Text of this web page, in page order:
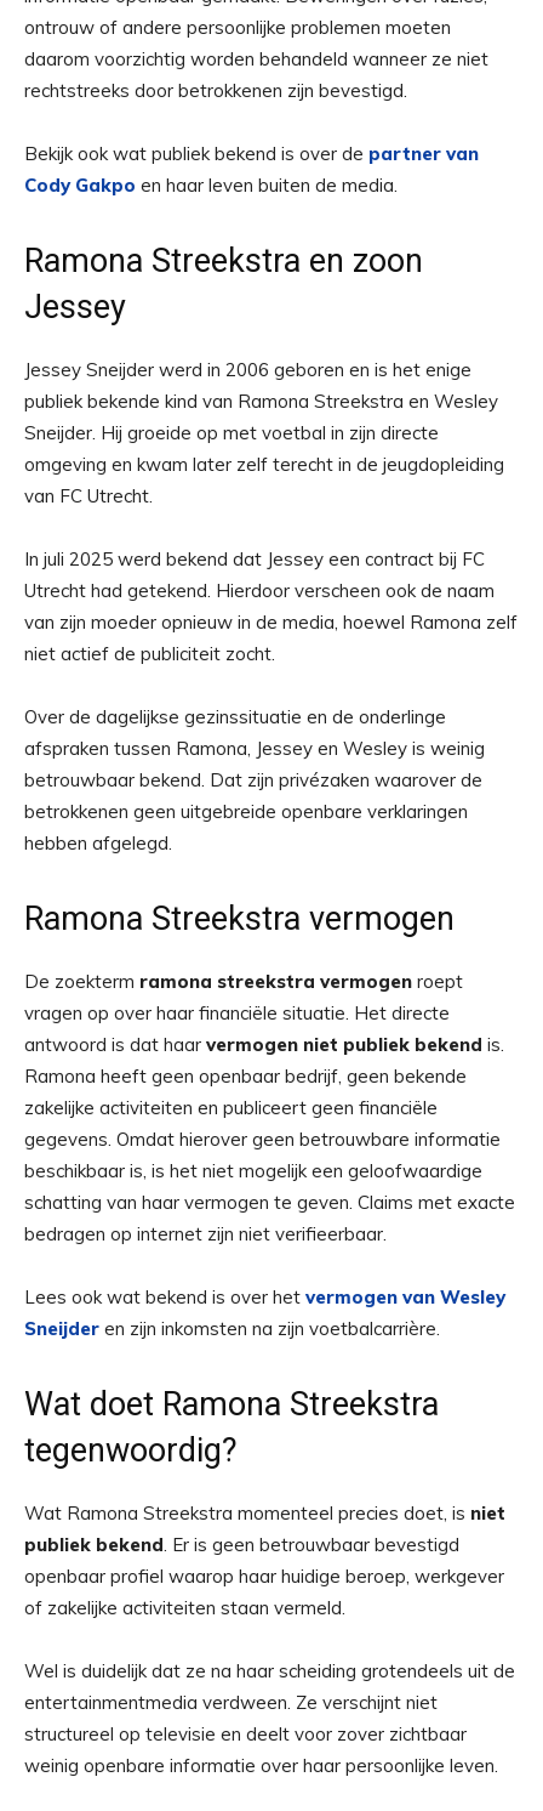
ontrouw of andere persoonlijke problemen moeten
daarom voorzichtig worden behandeld wanneer ze niet
rechtstreeks door betrokkenen zijn bevestigd.
Bekijk ook wat publiek bekend is over de partner van
Cody Gakpo en haar leven buiten de media.
Ramona Streekstra en zoon
Jessey
Jessey Sneijder werd in 2006 geboren en is het enige
publiek bekende kind van Ramona Streekstra en Wesley
Sneijder. Hij groeide op met voetbal in zijn directe
omgeving en kwam later zelf terecht in de jeugdopleiding
van FC Utrecht.
In juli 2025 werd bekend dat Jessey een contract bij FC
Utrecht had getekend. Hierdoor verscheen ook de naam
van zijn moeder opnieuw in de media, hoewel Ramona zelf
niet actief de publiciteit zocht.
Over de dagelijkse gezinssituatie en de onderlinge
afspraken tussen Ramona, Jessey en Wesley is weinig
betrouwbaar bekend. Dat zijn privézaken waarover de
betrokkenen geen uitgebreide openbare verklaringen
hebben afgelegd.
Ramona Streekstra vermogen
De zoekterm ramona streekstra vermogen roept
vragen op over haar financiële situatie. Het directe
antwoord is dat haar vermogen niet publiek bekend is.
Ramona heeft geen openbaar bedrijf, geen bekende
zakelijke activiteiten en publiceert geen financiële
gegevens. Omdat hierover geen betrouwbare informatie
beschikbaar is, is het niet mogelijk een geloofwaardige
schatting van haar vermogen te geven. Claims met exacte
bedragen op internet zijn niet verifieerbaar.
Lees ook wat bekend is over het vermogen van Wesley
Sneijder en zijn inkomsten na zijn voetbalcarrière.
Wat doet Ramona Streekstra
tegenwoordig?
Wat Ramona Streekstra momenteel precies doet, is niet
publiek bekend . Er is geen betrouwbaar bevestigd
openbaar profiel waarop haar huidige beroep, werkgever
of zakelijke activiteiten staan vermeld.
Wel is duidelijk dat ze na haar scheiding grotendeels uit de
entertainmentmedia verdween. Ze verschijnt niet
structureel op televisie en deelt voor zover zichtbaar
weinig openbare informatie over haar persoonlijke leven.